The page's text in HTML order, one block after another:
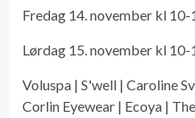
Fredag 14. november kl 10-
Lørdag 15. november kl 10-
Voluspa | S'well | Caroline
Corlin Eyewear | Ecoya |